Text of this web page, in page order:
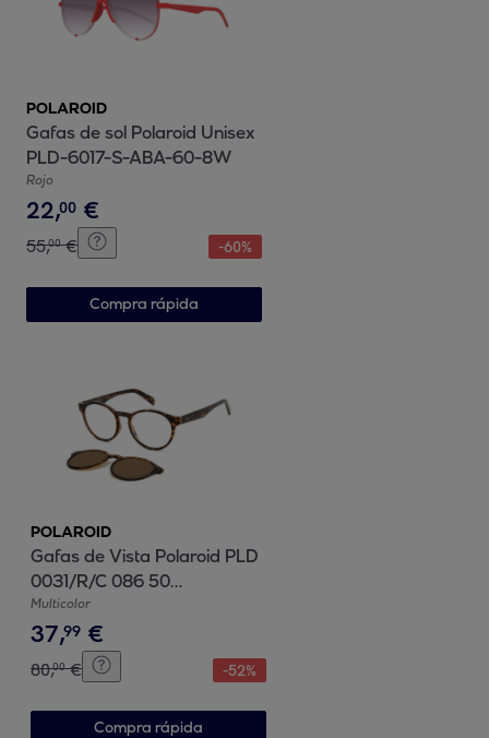
POLAROID
Gafas de sol Polaroid Unisex
PLD-6017-S-ABA-60-8W
Rojo
22,00 €
55,00 € -60%
Compra rápida
POLAROID
Gafas de Vista Polaroid PLD
0031/R/C 086 50
Polarizadas Unisex 50 mm
Multicolor
37,99 €
80,00 € -52%
Compra rápida